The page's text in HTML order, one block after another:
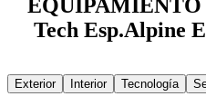
EQUIPAMIENTO
Tech Esp.Alpine
Exterior Interior Tecnología